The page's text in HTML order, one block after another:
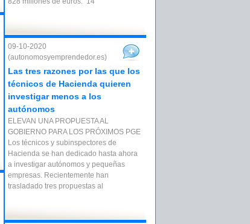
09-10-2020
(autonomosyemprendedor.es)
Las tres razones por las que los
técnicos de Hacienda quieren
investigar menos a los
autónomos
ELEVAN UNA PROPUESTA AL
GOBIERNO PARA LOS PRÓXIMOS PGE
Los técnicos y subinspectores de
Hacienda se han dedicado hasta ahora
a investigar autónomos y pequeñas
empresas. Recientemente han
trasladado tres propuestas al